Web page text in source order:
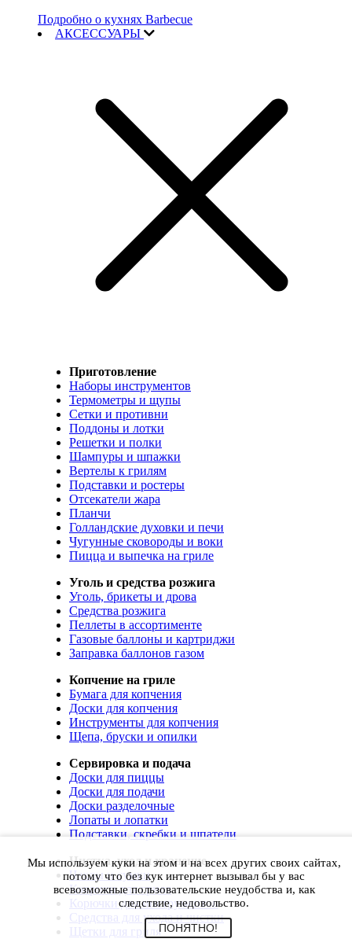
Подробно о кухнях Barbecue
АКСЕССУАРЫ
Приготовление
Наборы инструментов
Термометры и щупы
Сетки и противни
Поддоны и лотки
Решетки и полки
Шампуры и шпажки
Вертелы к грилям
Подставки и ростеры
Отсекатели жара
Планчи
Голландские духовки и печи
Чугунные сковороды и воки
Пицца и выпечка на гриле
Уголь и средства розжига
Уголь, брикеты и дрова
Средства розжига
Пеллеты в ассортименте
Газовые баллоны и картриджи
Заправка баллонов газом
Копчение на гриле
Бумага для копчения
Доски для копчения
Инструменты для копчения
Щепа, бруски и опилки
Сервировка и подача
Доски для пиццы
Доски для подачи
Доски разделочные
Лопаты и лопатки
Подставки, скребки и шпатели
Чистка, уход и хранение
Чехлы и сумки
Коврики для гриля
Корючки для инструментов
Средства для ухода и чистки
Щетки для гриля
Мы используем куки на этом и на всех других своих сайтах,
потому что без кук интернет вызывал бы у вас
всевозможные пользовательские неудобства и, как
следствие, недовольство.
ПОНЯТНО!